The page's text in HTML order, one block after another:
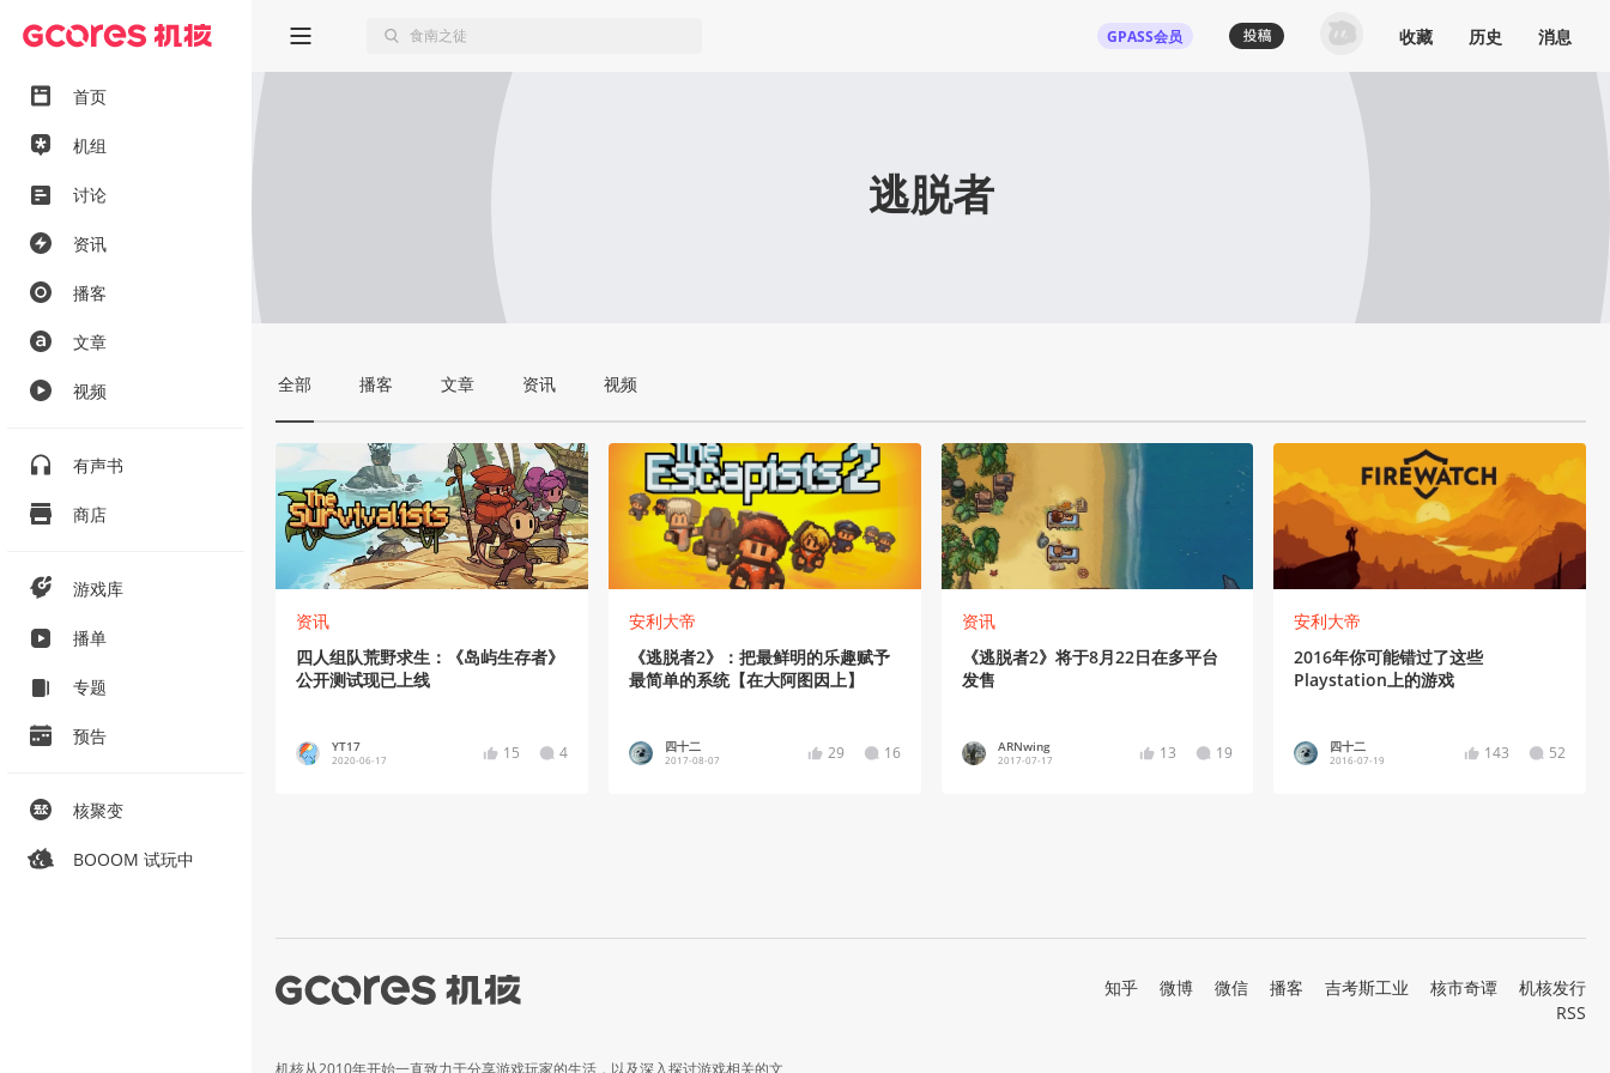
首页
机组
讨论
资讯
播客
文章
视频
有声书
商店
游戏库
播单
专题
预告
核聚变
BOOOM 试玩中
GPASS会员 收藏 历史 消息
逃脱者
全部 播客 文章 资讯 视频
资讯
四人组队荒野求生：《岛屿生存者》
公开测试现已上线
YT17
2020-06-17 15 4
安利大帝
《逃脱者2》：把最鲜明的乐趣赋予
最简单的系统【在大阿图因上】
四十二
2017-08-07 29 16
资讯
《逃脱者2》将于8月22日在多平台
发售
ARNwing
2017-07-17 13 19
安利大帝
2016年你可能错过了这些
Playstation上的游戏
四十二
2016-07-19 143 52
机核从2010年开始一直致力于分享游戏玩家的生活，以及深入探讨游戏相关的文
知乎 微博 微信 播客 吉考斯工业 核市奇谭
机核发行
RSS